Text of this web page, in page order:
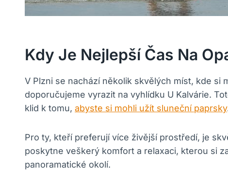
Kdy Je Nejlepší Čas Na
V Plzni se nachází několik skvělých míst, kde si
doporučujeme vyrazit na vyhlídku U Kalvárie.
klid k tomu, abyste si mohli užít sluneční paprsky
Pro ty, kteří preferují více živější prostředí, je
poskytne veškerý komfort a relaxaci, kterou si
panoramatické okolí.